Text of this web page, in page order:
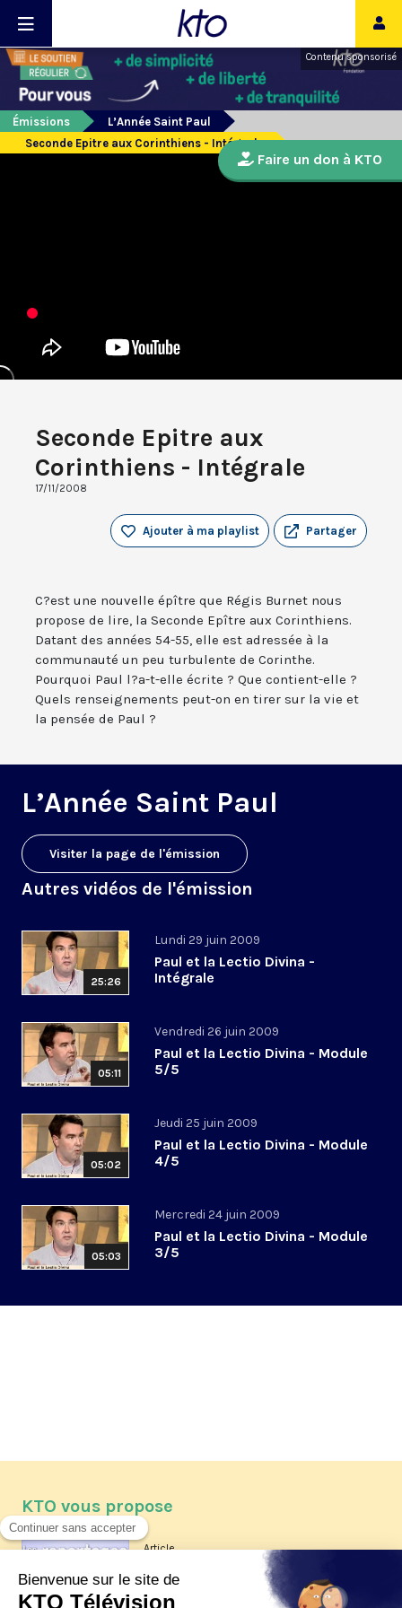
Contenu sponsorisé
Émissions
L’Année Saint Paul
Seconde Epitre aux Corinthiens - Intégrale
Seconde Epitre aux
Corinthiens - Intégrale
17/11/2008
Partager
Ajouter à ma playlist
C?est une nouvelle épître que Régis Burnet nous
propose de lire, la Seconde Epître aux Corinthiens.
Datant des années 54-55, elle est adressée à la
communauté un peu turbulente de Corinthe.
Pourquoi Paul l?a-t-elle écrite ? Que contient-elle ?
Quels renseignements peut-on en tirer sur la vie et
la pensée de Paul ?
L’Année Saint Paul
Visiter la page de l'émission
Autres vidéos de l'émission
25:26
Lundi 29 juin 2009
Paul et la Lectio Divina -
Intégrale
05:11
Vendredi 26 juin 2009
Paul et la Lectio Divina - Module
5/5
05:02
Jeudi 25 juin 2009
Paul et la Lectio Divina - Module
4/5
05:03
Mercredi 24 juin 2009
Paul et la Lectio Divina - Module
3/5
Faire un don à KTO
KTO vous propose
Article
Les reportages d'été 2026 de KTO